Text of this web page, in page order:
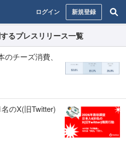
ログイン 新規登録
るプレスリリース一覧
のチーズ消費、
のX(旧Twitter)